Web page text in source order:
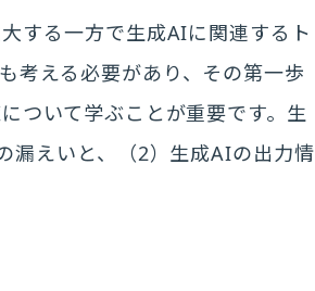
する一方で生成AIに関連するト
考える必要があり、その第一歩
ついて学ぶことが重要です。生
漏えいと、（2）生成AIの出力情